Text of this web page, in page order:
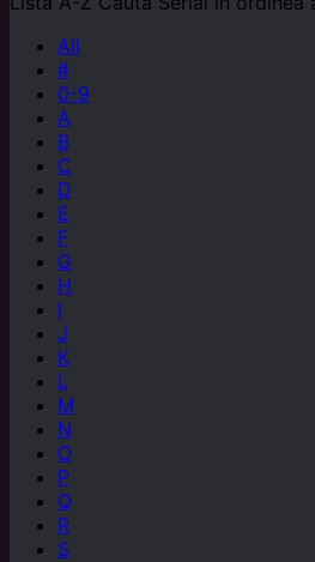
All
#
0-9
A
B
C
D
E
F
G
H
I
J
K
L
M
N
O
P
Q
R
S